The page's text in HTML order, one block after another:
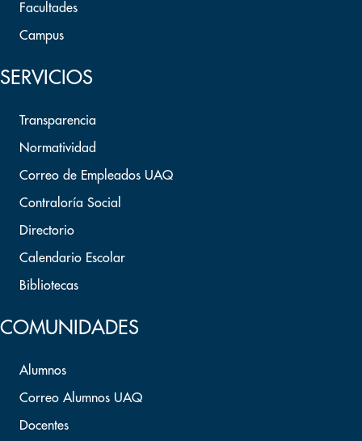
Facultades
Campus
SERVICIOS
Transparencia
Normatividad
Correo de Empleados UAQ
Contraloría Social
Directorio
Calendario Escolar
Bibliotecas
COMUNIDADES
Alumnos
Correo Alumnos UAQ
Docentes